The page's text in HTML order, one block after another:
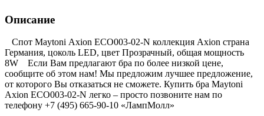
Описание
Спот Maytoni Аxion ECO003-02-N коллекция Аxion страна
Германия, цоколь LED, цвет Прозрачный, общая мощность
8W Если Вам предлагают бра по более низкой цене,
сообщите об этом нам! Мы предложим лучшее предложение,
от которого Вы отказаться не сможете. Купить бра Maytoni
Аxion ECO003-02-N легко – просто позвоните нам по
телефону +7 (495) 665-90-10 «ЛампМолл»